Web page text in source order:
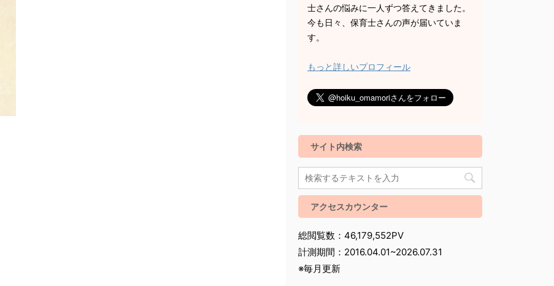
士さんの悩みに一人ずつ答えてきました。
今も日々、保育士さんの声が届いていま
す。
もっと詳しいプロフィール
サイト内検索
アクセスカウンター
総閲覧数：46,179,552PV
計測期間：2016.04.01~2026.07.31
※毎月更新